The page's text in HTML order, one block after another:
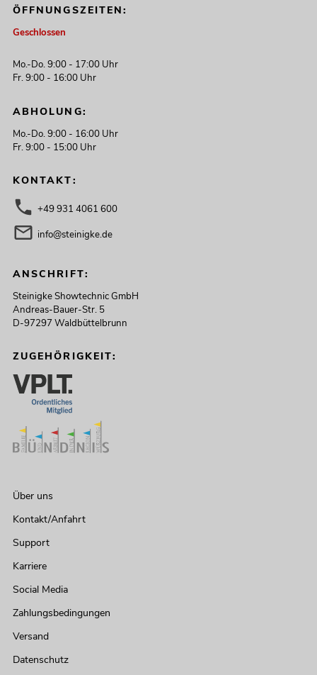
ÖFFNUNGSZEITEN:
Geschlossen
Mo.-Do. 9:00 - 17:00 Uhr
Fr. 9:00 - 16:00 Uhr
ABHOLUNG:
Mo.-Do. 9:00 - 16:00 Uhr
Fr. 9:00 - 15:00 Uhr
KONTAKT:
+49 931 4061 600
info@steinigke.de
ANSCHRIFT:
Steinigke Showtechnic GmbH
Andreas-Bauer-Str. 5
D-97297 Waldbüttelbrunn
ZUGEHÖRIGKEIT:
Über uns
Kontakt/Anfahrt
Support
Karriere
Social Media
Zahlungsbedingungen
Versand
Datenschutz